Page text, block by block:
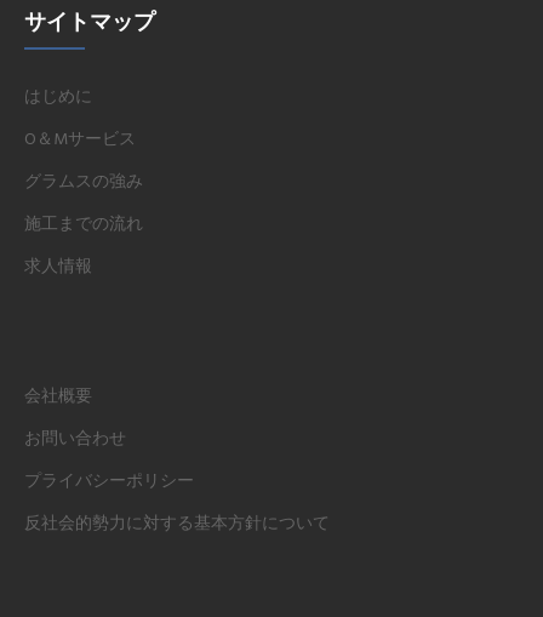
サイトマップ
はじめに
O＆Mサービス
グラムスの強み
施工までの流れ
求人情報
会社概要
お問い合わせ
プライバシーポリシー
反社会的勢力に対する基本方針について